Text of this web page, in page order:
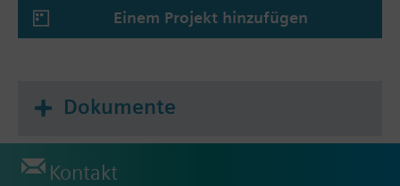
Einem Projekt hinzufügen
Dokumente
Kontakt